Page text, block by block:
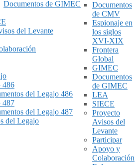
Documentos de GIMEC
del Levante
486
del Legajo 486
487
del Legajo 487
del Legajo
Documentos
de CMV
Espionaje en
los siglos
XVI-XIX
Frontera
Global
GIMEC
Documentos
de GIMEC
LEA
SIECE
Proyecto
Avisos del
Levante
Participar
Apoyo y
Colaboración